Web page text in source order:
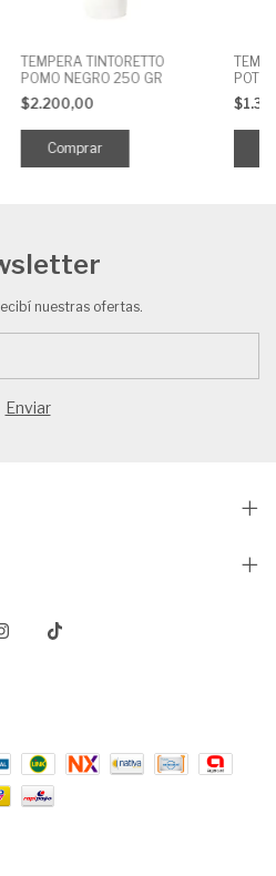
TEMPERA TINTORETTO
POMO NEGRO 250 GR
$2.200,00
POTE
nuestras ofertas.